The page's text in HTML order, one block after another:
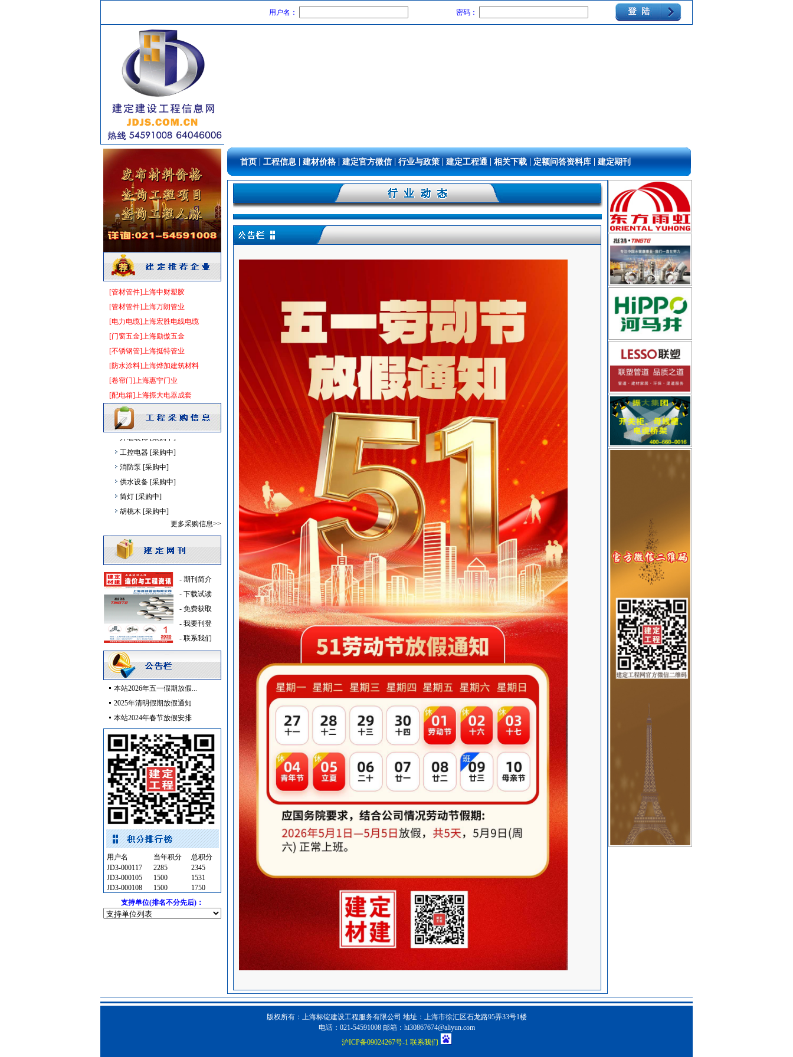
用户名： 密码：
[管材管件]上海中财塑胶
[管材管件]上海万朗管业
[电力电缆]上海宏胜电线电缆
[门窗五金]上海励傲五金
[不锈钢管]上海挺特管业
[防水涂料]上海烨加建筑材料
[卷帘门]上海惠宁门业
[配电箱]上海振大电器成套
强弱电设施 [采购中]
电线电缆 [采购中]
防雷接地 [采购中]
陶瓷制品 [采购中]
家具饰材 [采购中]
保温材料 [采购中]
油漆涂料 [采购中]
外墙装饰 [采购中]
变压器 [采购中]
电线电缆 [采购中]
空调设备 [采购中]
变配电 [采购中]
低压电器 [采购中]
供水设备 [采购中]
火灾自动报警系统 [采购中]
光源灯具 [采购中]
管材管件 [采购中]
扶梯 [采购中]
钢材
[采购中]
油漆涂料 [采购中]
防雷接地 [采购中]
阀门 [采购中]
胡桃木 [采购中]
室内给排水 [采购中]
PVC窗帘 [采购中]
消防稳压泵 [采购中]
卫生洁具 [采购中]
外墙装饰 [采购中]
仪器仪表 [采购中]
门窗玻璃 [采购中]
水泵 [采购中]
阀门组件 [采购中]
防水防腐 [采购中]
防水防腐 [采购中]
成品楼梯 [采购中]
防排烟通风系统 [采购中]
墙地面砖 [采购中]
稳压泵 [采购中]
强弱电设施 [采购中]
防雷接地 [采购中]
电线电缆 [采购中]
防雷接地 [采购中]
陶瓷制品 [采购中]
家具饰材
[采购中]
保温材料 [采购中]
油漆涂料 [采购中]
外墙装饰
[采购中]
变压器
[采购中]
电线电缆
[采购中]
阀门 [采购中]
空调设备 [采购中]
管材管件 [采购中]
更多采购信息>>
- 期刊简介
- 下载试读
- 免费获取
- 我要刊登
- 联系我们
本站2026年五一假期放假...
2025年清明假期放假通知
本站2024年春节放假安排
用户名 当年积分
总积分
JD3-000117
2285
2345
JD3-000105
1500
1531
JD3-000108
1500
1750
支持单位(排名不分先后)：
首页 工程信息 建材价格 建定官方微信 行业与政策 建定工程通 相关下载 定额问答资料库 建定期刊
版权所有：上海标锭建设工程服务有限公司 地址：上海市徐汇区石龙路95弄33号1楼
电话：021-54591008 邮箱：hi30867674@aliyun.com
沪ICP备09024267号-1 联系我们